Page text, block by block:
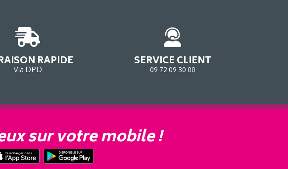
RAPIDE
Via DPD
SERVICE CLIENT
09 72 09 30 00
sur votre mobile !